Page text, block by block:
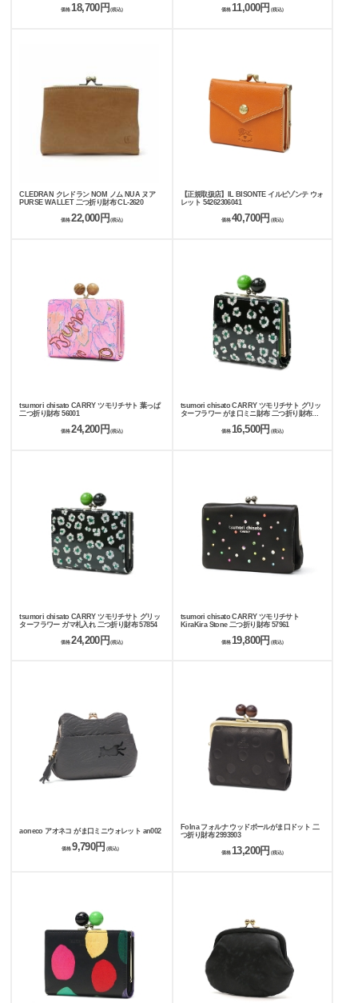
価格 18,700円 (税込) 価格 11,000円 (税込)
CLEDRAN クレドラン NOM ノム NUA ヌア
PURSE WALLET 二つ折り財布 CL-2620
価格 22,000円 (税込)
【正規取扱店】IL BISONTE イルビゾンテ ウォ
レット 54262306041
価格40,700円 (税込)
tsumori chisato CARRY ツモリチサト 葉っぱ
二つ折り財布 56001
価格 24,200円 (税込)
tsumori chisato CARRY ツモリチサト グリッ
ターフラワー がま口ミニ財布 二つ折り財布
価格16,500円 (税込)
tsumori chisato CARRY ツモリチサト グリッ
ターフラワー ガマ札入れ 二つ折り財布 57854
価格 24,200円(税込)
tsumori chisato CARRY ツモリチサト
KiraKira Stone 二つ折り財布 57961
価格 19,800円 (税込)
aoneco アオネコ がま口ミニウォレット an002
価格 9,790円 (税込)
Folna フォルナ ウッドボールがま口ドット 二
つ折り財布 2993903
価格13,200円 (税込)